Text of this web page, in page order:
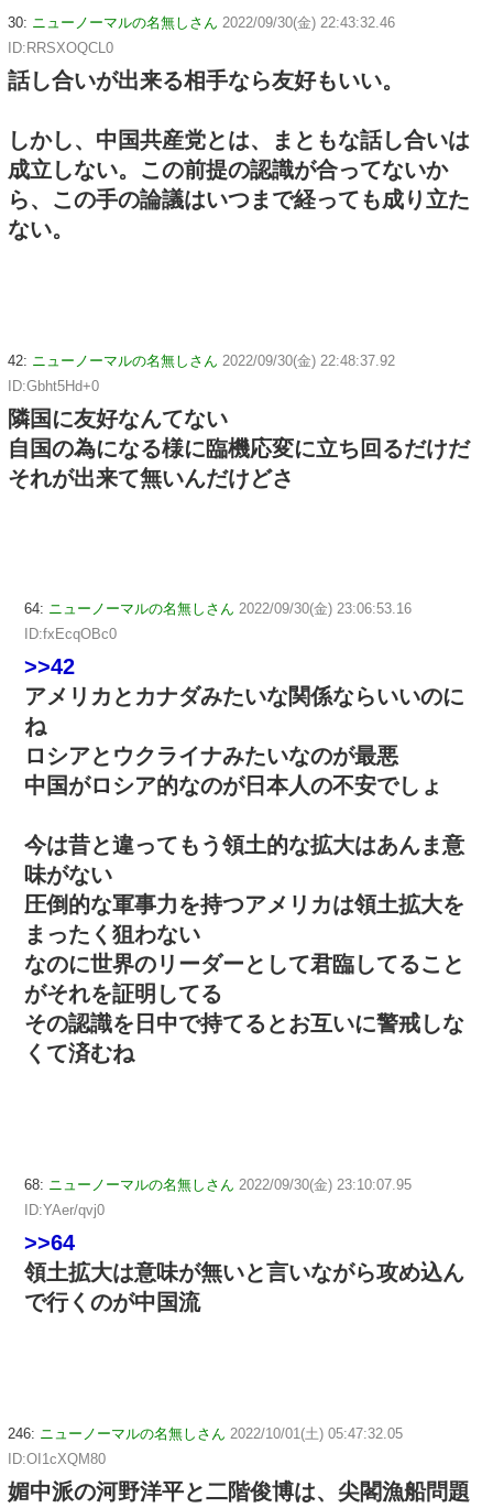
30: ニューノーマルの名無しさん 2022/09/30(金) 22:43:32.46
ID:RRSXOQCL0
話し合いが出来る相手なら友好もいい。
しかし、中国共産党とは、まともな話し合いは
成立しない。この前提の認識が合ってないか
ら、この手の論議はいつまで経っても成り立た
ない。
42: ニューノーマルの名無しさん 2022/09/30(金) 22:48:37.92
ID:Gbht5Hd+0
隣国に友好なんてない
自国の為になる様に臨機応変に立ち回るだけだ
それが出来て無いんだけどさ
64: ニューノーマルの名無しさん 2022/09/30(金) 23:06:53.16
ID:fxEcqOBc0
>>42
アメリカとカナダみたいな関係ならいいのに
ね
ロシアとウクライナみたいなのが最悪
中国がロシア的なのが日本人の不安でしょ
今は昔と違ってもう領土的な拡大はあんま意
味がない
圧倒的な軍事力を持つアメリカは領土拡大を
まったく狙わない
なのに世界のリーダーとして君臨してること
がそれを証明してる
その認識を日中で持てるとお互いに警戒しな
くて済むね
68: ニューノーマルの名無しさん 2022/09/30(金) 23:10:07.95
ID:YAer/qvj0
>>64
領土拡大は意味が無いと言いながら攻め込ん
で行くのが中国流
246: ニューノーマルの名無しさん 2022/10/01(土) 05:47:32.05
ID:OI1cXQM80
媚中派の河野洋平と二階俊博は、尖閣漁船問題